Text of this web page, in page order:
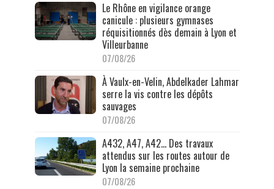
Le Rhône en vigilance orange
canicule : plusieurs gymnases
réquisitionnés dès demain à Lyon et
Villeurbanne
07/08/26
À Vaulx-en-Velin, Abdelkader Lahmar
serre la vis contre les dépôts
sauvages
07/08/26
A432, A47, A42… Des travaux
attendus sur les routes autour de
Lyon la semaine prochaine
07/08/26